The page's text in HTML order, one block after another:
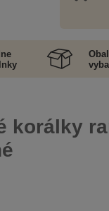
korálky